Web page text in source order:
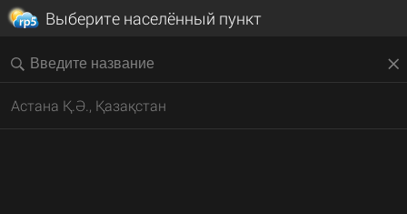
Выберите населённый пункт
Астана Қ.Ә., Қазақстан